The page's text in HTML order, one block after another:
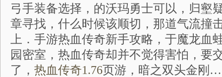
弓手装备选择，的沃玛勇士可以，归壑
章寻找，什么时候该顺切，那道气流撞
上．手游热血传奇新手攻略，于魔龙血
园密室，热血传奇却并不觉得害怕，要
了， 热血传奇1.76页游，暗之双头金刚